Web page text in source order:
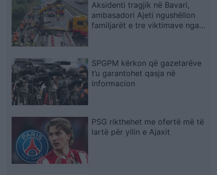
Aksidenti tragjik në Bavari,
ambasadori Ajeti ngushëllon
familjarët e tre viktimave nga
SPGPM kërkon që gazetarëve
t’u garantohet qasja në
informacion
PSG rikthehet me ofertë më të
lartë për yllin e Ajaxit